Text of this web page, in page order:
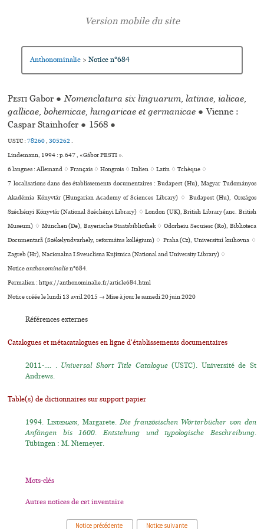
Anthonominalie > Notice n°684
Pesti Gabor ● Nomenclatura six linguarum, latinae, ialicae,
gallicae, bohemicae, hungaricae et germanicae ● Vienne :
Caspar Stainhofer ● 1568 ●
USTC :78260,305262.
Lindemann, 1994 : p.647 , «Gábor PESTI ».
6 langues :Allemand ♢Français ♢Hongrois ♢Italien ♢Latin ♢Tchèque ♢
7 localisations dans des établissements documentaires : Budapest (Hu), Magyar Tudományos
Akadémia Könyvtár (Hungarian Academy of Sciences Library) ♢ Budapest (Hu), Országos
Széchényi Könyvtár (National Széchényi Library) ♢ London (UK), British Library (anc. British
Museum) ♢ München (De), Bayerische Staatsbibliothek ♢ Odorheiu Secuiesc (Ro), Biblioteca
Documentarã (Székelyudvarhely, reformá­tus kol­lé­gium) ♢ Praha (Cz), Universitní kni­hovna ♢
Zagreb (Hr), Nacionalna I Sveuclisna Knjiznica (National and University Library) ♢
Noticeanthonominalien°684.
Permalien : https://anthonominalie.fr/article684.html
Notice créée le lundi 13 avril 2015 → Mise à jour le samedi 20 juin 2020
Références externes
Catalogues et métacatalogues en ligne d'établissements documentaires
2011-.... . Universal Short Title Catalogue(USTC). Université de St
Andrews.
Table(s) de dictionnaires sur support papier
1994.Lindemann, Margarete.Die französischen Wörterbücher von den
Anfängen bis 1600. Entstehung und typologische Beschreibung.
Tübingen : M. Niemeyer.
Mots-clés
Autres notices de cet inventaire
Notice précédente Notice suivante